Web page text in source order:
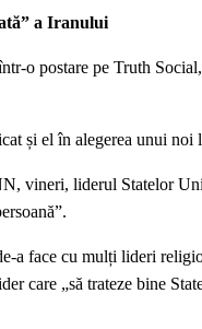
a Iranului
o postare pe Truth
și el în alegerea unui
vineri, liderul Statelor
a face cu mulți lideri
care „să trateze bine